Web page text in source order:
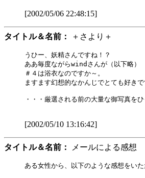
[2002/05/06 22:48:15]
タイトル＆名前： ＋さより＋
うひー、妖精さんですね！？
ああ毎度ながらwindさんが（以下略）
＃４は浴衣なのですか～。
ますます幻想的なかんじでとても好き
・・・厳選される前の大量な御写真を
[2002/05/10 13:16:42]
タイトル＆名前： メールによる
ある女性から、以下のような感想をいた